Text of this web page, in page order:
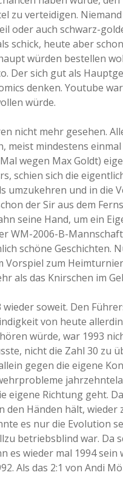
zu verteidigen.
oder auch schwarz-
schick, heute aber
würden bestellen
Der sich gut als
denken. Youtube
würde.
nicht mehr gesehen.
meist mindestens
wegen Max Goldt)
schien sich die
umzukehren und in die
der Sir aus dem
seine Hand, um ein
WM-2006-B-
schöne Geschichten.
Vorspiel zum
als das Knirschen im
soweit. Den
von heute
würde, war 1993
nicht die Zahl 30 zu
gegen die eigene
eigene Richtung geht.
Händen hält, wieder
es nur die Evolution
betriebsblind war. Da
es wieder mal 1994
Als das 2:1 von Andi